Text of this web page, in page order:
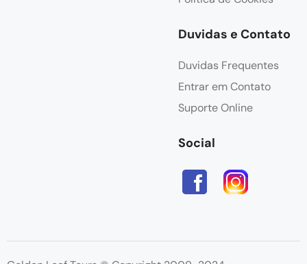
Duvidas e Contato
Duvidas Frequentes
Entrar em Contato
Suporte Online
Social